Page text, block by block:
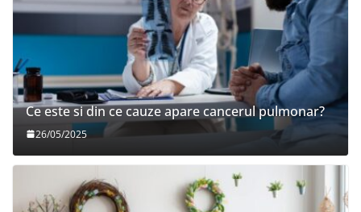
Ce este si din ce cauze apare cancerul pulmonar?
26/05/2025